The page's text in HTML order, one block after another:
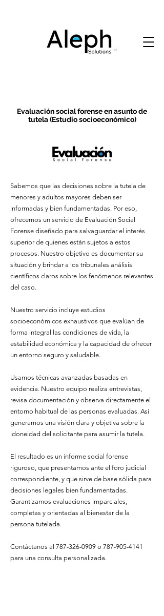
Evaluación social forense en asunto de
tutela (Estudio socioeconómico)
Sabemos que las decisiones sobre la tutela de
menores y adultos mayores deben ser
informadas y bien fundamentadas. Por eso,
ofrecemos un servicio de Evaluación Social
Forense diseñado para salvaguardar el interés
superior de quienes están sujetos a estos
procesos. Nuestro objetivo es documentar su
situación y brindar a los tribunales análisis
científicos claros sobre los fenómenos relevantes
del caso.
Nuestro servicio incluye estudios
socioeconómicos exhaustivos que evalúan de
forma integral las condiciones de vida, la
estabilidad económica y la capacidad de ofrecer
un entorno seguro y saludable.
Usamos técnicas avanzadas basadas en
evidencia. Nuestro equipo realiza entrevistas,
revisa documentación y observa directamente el
entorno habitual de las personas evaluadas. Así
generamos una visión clara y objetiva sobre la
idoneidad del solicitante para asumir la tutela.
El resultado es un informe social forense
riguroso, que presentamos ante el foro judicial
correspondiente, y que sirve de base sólida para
decisiones legales bien fundamentadas.
Garantizamos evaluaciones imparciales,
completas y orientadas al bienestar de la
persona tutelada.
Contáctanos al 787-326-0909 o 787-905-4141
para una consulta personalizada.